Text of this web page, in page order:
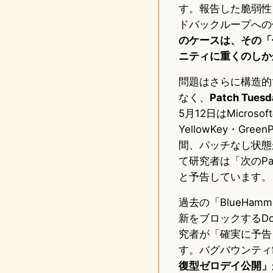
す。報告した脆弱
ドバックループへ
のケースは、その
ニティに重くのし
問題はさらに構造
なく、 Patch
5月12日は
YellowKey・
間、パッチなし状
て研究者は「次の
と予告しています。
過去の「
新をブロックする
究者が「確実に予
す。バグバウンテ
復型ゼロデイ公開